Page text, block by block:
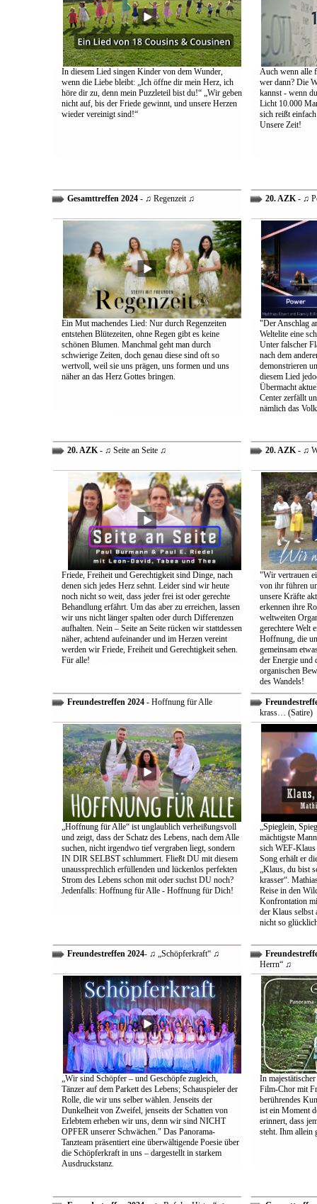
In diesem Lied singen Kinder von dem Wunder,
wenn die Liebe bleibt: „Ich öffne dir mein Herz, ich
höre dir zu, denn mein Puzzleteil bist du!“ „Wir geben
nicht auf, bis der Friede gewinnt, und unsere Herzen
wieder vereinigt sind!“
Auch wenn alle
wer dann? Die
kannst - wenn
Licht 10.000
sich reißt
Unsere Zeit!
Gesamttreffen 2024- ♫ Regenzeit ♫
Ein Mut machendes Lied: Nur durch Regenzeiten
entstehen Blütezeiten, ohne Regen gibt es keine
schönen Blumen. Manchmal geht man durch
schwierige Zeiten, doch genau diese sind oft so
wertvoll, weil sie uns prägen, uns formen und uns
näher an das Herz Gottes bringen.
20. AZK- ♫
"Der Anschlag
Weltelite eine
Unter falscher
nach dem
demonstrieren
diesem Lied
Übermacht
Center zerfällt
nämlich das
20. AZK- ♫ Seite an Seite ♫
Friede, Freiheit und Gerechtigkeit sind Dinge, nach
denen sich jedes Herz sehnt. Leider sind wir heute
noch nicht so weit, dass jeder frei ist oder gerechte
Behandlung erfährt. Um das aber zu erreichen, lassen
wir uns nicht länger spalten oder durch Differenzen
aufhalten. Nein – Seite an Seite rücken wir stattdessen
näher, achtend aufeinander und im Herzen vereint
werden wir Friede, Freiheit und Gerechtigkeit sehen.
Für alle!
20. AZK- ♫
"Wir vertrauen
von ihr führen
unsere Kräfte
erkennen ihre
weltweiten
gerechtere Welt
Hoffnung, die
gemeinsam
der Energie und
organischen
des Wandels!
Freundestreffen 2024- Hoffnung für Alle
„Hoffnung für Alle“ ist unglaublich verheißungsvoll
und zeigt, dass der Schatz des Lebens, nach dem Alle
suchen, nicht irgendwo tief vergraben liegt, sondern
IN DIR SELBST schlummert. Fließt DU mit diesem
unaussprechlich erfüllenden und lückenlos perfekten
Strom des Lebens schon mit oder suchst DU noch?
Jedenfalls: Hoffnung für Alle - Hoffnung für Dich!
krass… (Satire)
„Spieglein,
mächtigste
sich WEF-Klaus
Song erhält er
„Klaus, du bist
krasser“.
Reise in den
Konfrontation
der Klaus
nicht so
Freundestreffen 2024- ♫ „Schöpferkraft“ ♫
„Wir sind Schöpfer – und Geschöpfe zugleich,
Tänzer auf dem Parkett des Lebens; Schauspieler der
Rolle, die wir uns selber wählen. Jenseits der
Dunkelheit von Zweifel, jenseits der Schatten von
Erlebtem erheben wir uns, denn wir sind NICHT
OPFER unserer Schwächen." Das Panorama-
Tanzteam präsentiert eine überwältigende Poesie über
die Schöpferkraft in uns – dargestellt in starkem
Ausdruckstanz.
Herrn“ ♫
In
Film-Chor mit
berührendes
ist ein Moment
erinnert, dass
steht. Ihm allein